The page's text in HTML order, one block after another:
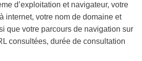
d’exploitation et navigateur, votre
internet, votre nom de domaine et
que votre parcours de navigation sur
consultées, durée de consultation